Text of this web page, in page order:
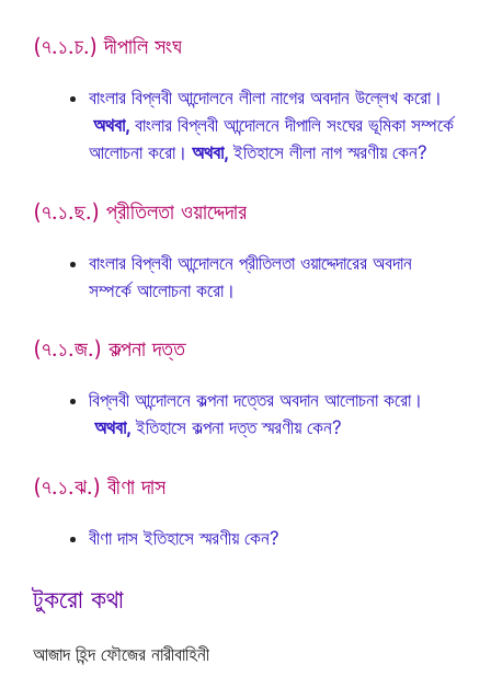
(৭.১.চ.) দীপালি সংঘ
বাংলার বিপ্লবী আন্দোলনে লীলা নাগের অবদান উল্লেখ করো।
অথবা, বাংলার বিপ্লবী আন্দোলনে দীপালি সংঘের ভূমিকা সম্পর্কে
আলোচনা করো। অথবা,ইতিহাসে লীলা নাগ স্মরণীয় কেন?
(৭.১.ছ.) প্রীতিলতা ওয়াদ্দেদার
বাংলার বিপ্লবী আন্দোলনে প্রীতিলতা ওয়াদ্দেদারের অবদান
সম্পর্কে আলোচনা করো।
(৭.১.জ.) কল্পনা দত্ত
বিপ্লবী আন্দোলনে কল্পনা দত্তের অবদান আলোচনা করো।
অথবা,ইতিহাসে কল্পনা দত্ত স্মরণীয় কেন?
(৭.১.ঝ.) বীণা দাস
বীণা দাস ইতিহাসে স্মরণীয় কেন?
টুকরো কথা
আজাদ হিন্দ ফৌজের নারীবাহিনী